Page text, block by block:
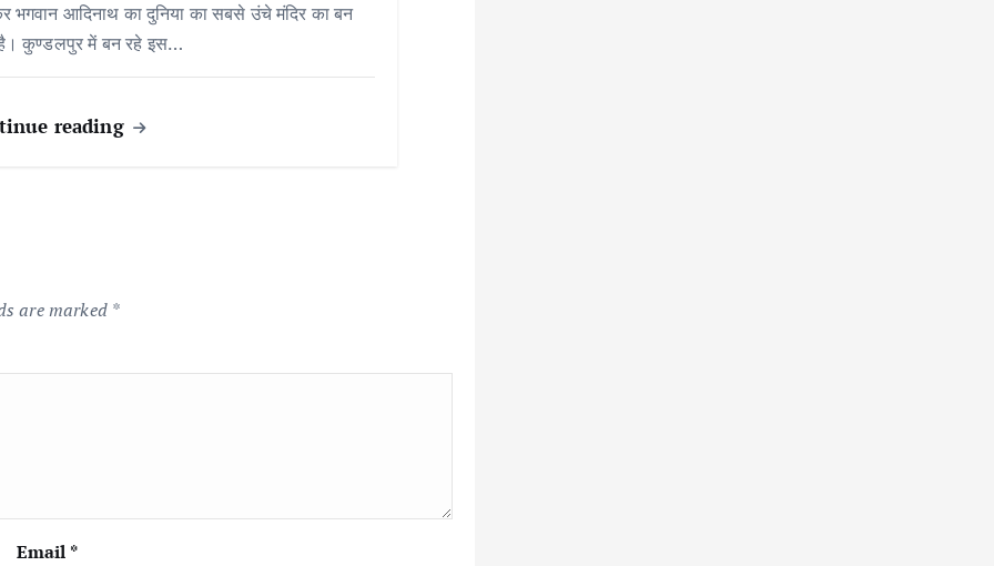
भगवान आदिनाथ का दुनिया का सबसे उंचे मंदिर का बन
कुण्डलपुर में बन रहे इस…
reading
are marked *
Email *